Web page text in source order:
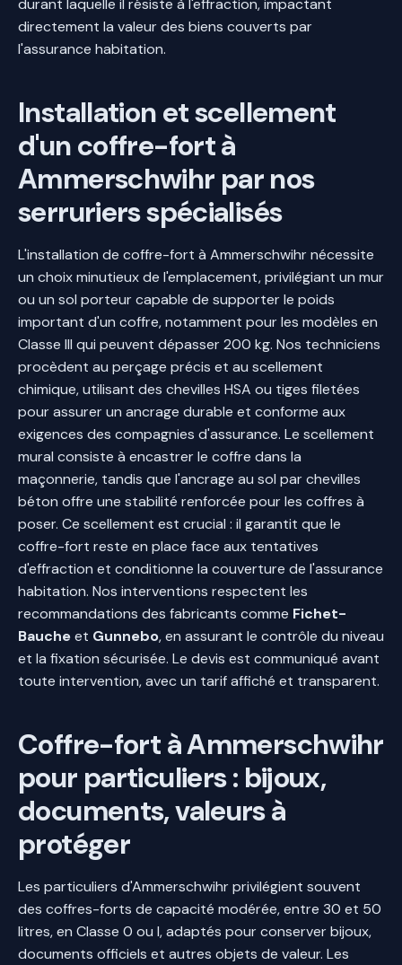
directement la valeur des biens couverts par
l'assurance habitation.
Installation et scellement
d'un coffre-fort à
Ammerschwihr par nos
serruriers spécialisés
L'installation de coffre-fort à Ammerschwihr nécessite
un choix minutieux de l'emplacement, privilégiant un mur
ou un sol porteur capable de supporter le poids
important d'un coffre, notamment pour les modèles en
Classe III qui peuvent dépasser 200 kg. Nos techniciens
procèdent au perçage précis et au scellement
chimique, utilisant des chevilles HSA ou tiges filetées
pour assurer un ancrage durable et conforme aux
exigences des compagnies d'assurance. Le scellement
mural consiste à encastrer le coffre dans la
maçonnerie, tandis que l'ancrage au sol par chevilles
béton offre une stabilité renforcée pour les coffres à
poser. Ce scellement est crucial : il garantit que le
coffre-fort reste en place face aux tentatives
d'effraction et conditionne la couverture de l'assurance
habitation. Nos interventions respectent les
recommandations des fabricants comme Fichet-
Baucheet Gunnebo, en assurant le contrôle du niveau
et la fixation sécurisée. Le devis est communiqué avant
toute intervention, avec un tarif affiché et transparent.
Coffre-fort à Ammerschwihr
pour particuliers : bijoux,
documents, valeurs à
protéger
Les particuliers d'Ammerschwihr privilégient souvent
des coffres-forts de capacité modérée, entre 30 et 50
litres, en Classe 0 ou I, adaptés pour conserver bijoux,
documents officiels et autres objets de valeur. Les